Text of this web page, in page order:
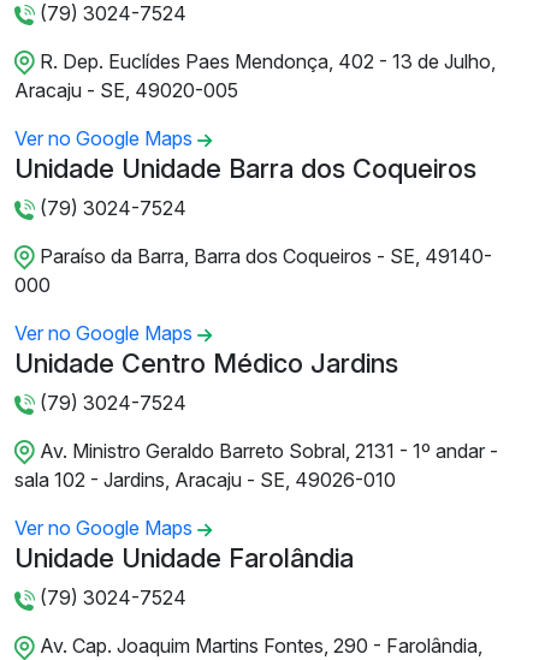
(79) 3024-7524
R. Dep. Euclídes Paes Mendonça, 402 - 13 de Julho,
Aracaju - SE, 49020-005
Ver no Google Maps
Unidade Unidade Barra dos Coqueiros
(79) 3024-7524
Paraíso da Barra, Barra dos Coqueiros - SE, 49140-
000
Ver no Google Maps
Unidade Centro Médico Jardins
(79) 3024-7524
Av. Ministro Geraldo Barreto Sobral, 2131 - 1º andar -
sala 102 - Jardins, Aracaju - SE, 49026-010
Ver no Google Maps
Unidade Unidade Farolândia
(79) 3024-7524
Av. Cap. Joaquim Martins Fontes, 290 - Farolândia,